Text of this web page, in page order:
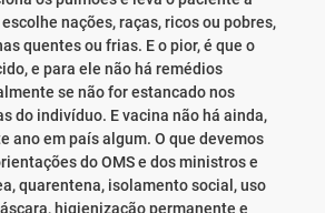
nações, raças, ricos ou pobres,
quentes ou frias. E o pior, é que o
e para ele não há remédios
se não for estancado nos
do indivíduo. E vacina não há ainda,
ano em país algum. O que devemos
do OMS e dos ministros e
quarentena, isolamento social, uso
higienização permanente e